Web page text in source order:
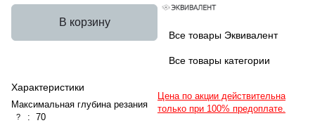
В корзину
Характеристики
Максимальная глубина резания
? : 70
Все товары Эквивалент
Все товары категории
Цена по акции действительна
только при 100% предоплате.